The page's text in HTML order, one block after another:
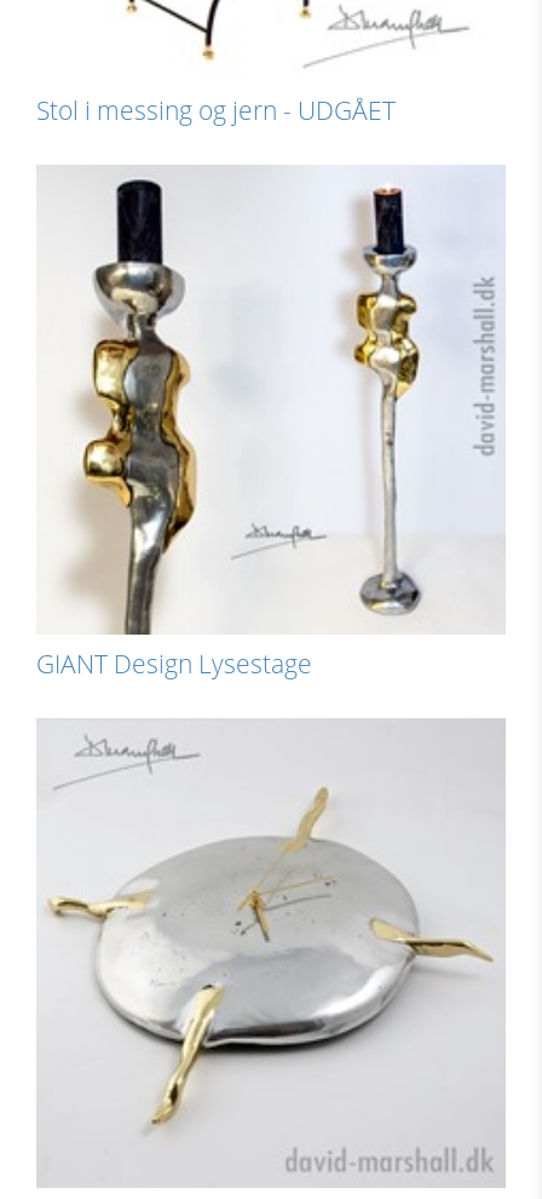
Stol i messing og jern - UDGÅET
GIANT Design Lysestage